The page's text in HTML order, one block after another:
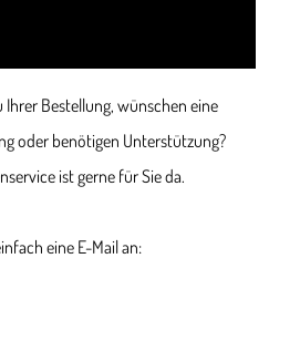
Ihrer Bestellung, wünschen eine
oder benötigen Unterstützung?
ist gerne für Sie da.
eine E-Mail an: